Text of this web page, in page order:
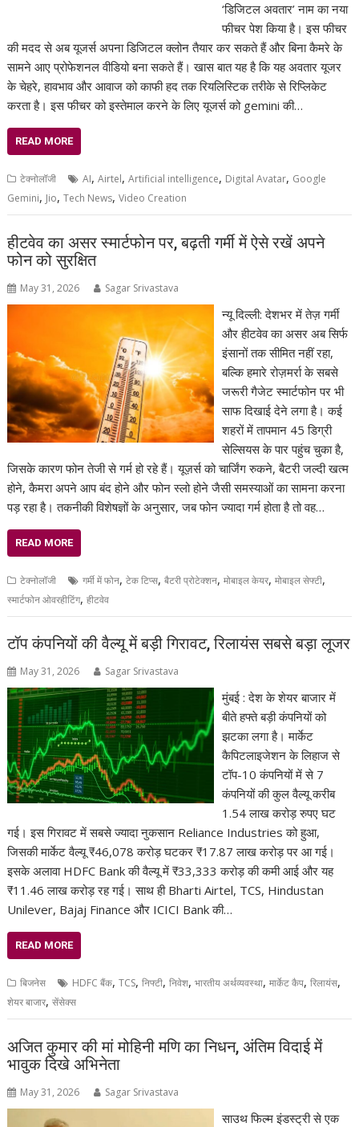
‘डिजिटल अवतार’ नाम का नया
फीचर पेश किया है। इस फीचर
की मदद से अब यूजर्स अपना डिजिटल क्लोन तैयार कर सकते हैं और बिना कैमरे के
सामने आए प्रोफेशनल वीडियो बना सकते हैं। खास बात यह है कि यह अवतार यूजर
के चेहरे, हावभाव और आवाज को काफी हद तक रियलिस्टिक तरीके से रिप्लिकेट
करता है। इस फीचर को इस्तेमाल करने के लिए यूजर्स को gemini की…
READ MORE
टेक्नोलॉजी AI,Airtel,Artificial intelligence, Digital Avatar, Google
Gemini, Jio,Tech News,Video Creation
हीटवेव का असर स्मार्टफोन पर, बढ़ती गर्मी में ऐसे रखें अपने
फोन को सुरक्षित
May 31, 2026 Sagar Srivastava
न्यू दिल्ली: देशभर में तेज़ गर्मी
और हीटवेव का असर अब सिर्फ
इंसानों तक सीमित नहीं रहा,
बल्कि हमारे रोज़मर्रा के सबसे
जरूरी गैजेट स्मार्टफोन पर भी
साफ दिखाई देने लगा है। कई
शहरों में तापमान 45 डिग्री
सेल्सियस के पार पहुंच चुका है,
जिसके कारण फोन तेजी से गर्म हो रहे हैं। यूज़र्स को चार्जिंग रुकने, बैटरी जल्दी खत्म
होने, कैमरा अपने आप बंद होने और फोन स्लो होने जैसी समस्याओं का सामना करना
पड़ रहा है। तकनीकी विशेषज्ञों के अनुसार, जब फोन ज्यादा गर्म होता है तो वह…
READ MORE
टेक्नोलॉजी गर्मी में फोन,टेक टिप्स,बैटरी प्रोटेक्शन,मोबाइल केयर,मोबाइल सेफ्टी,
स्मार्टफोन ओवरहीटिंग,हीटवेव
टॉप कंपनियों की वैल्यू में बड़ी गिरावट, रिलायंस सबसे बड़ा लूजर
May 31, 2026 Sagar Srivastava
मुंबई : देश के शेयर बाजार में
बीते हफ्ते बड़ी कंपनियों को
झटका लगा है। मार्केट
कैपिटलाइजेशन के लिहाज से
टॉप-10 कंपनियों में से 7
कंपनियों की कुल वैल्यू करीब
1.54 लाख करोड़ रुपए घट
गई। इस गिरावट में सबसे ज्यादा नुकसान Reliance Industries को हुआ,
जिसकी मार्केट वैल्यू ₹46,078 करोड़ घटकर ₹17.87 लाख करोड़ पर आ गई।
इसके अलावा HDFC Bank की वैल्यू में ₹33,333 करोड़ की कमी आई और यह
₹11.46 लाख करोड़ रह गई। साथ ही Bharti Airtel, TCS, Hindustan
Unilever, Bajaj Finance और ICICI Bank की…
READ MORE
बिजनेस HDFC बैंक,TCS,निफ्टी,निवेश,भारतीय अर्थव्यवस्था,मार्केट कैप,रिलायंस,
शेयर बाजार,सेंसेक्स
अजित कुमार की मां मोहिनी मणि का निधन, अंतिम विदाई में
भावुक दिखे अभिनेता
May 31, 2026 Sagar Srivastava
साउथ फिल्म इंडस्ट्री से एक